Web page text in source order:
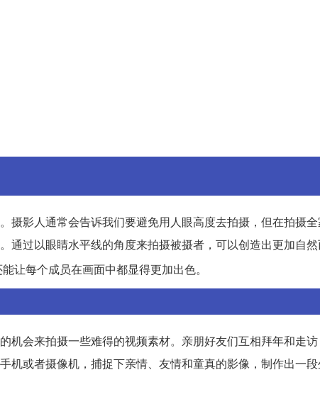
摄影人通常会告诉我们要避免用人眼高度去拍摄，但在拍摄
通过以眼睛水平线的角度来拍摄被摄者，可以创造出更加自
让每个成员在画面中都显得更加出色。
会来拍摄一些难得的视频素材。亲朋好友们互相拜年和走访
机或者摄像机，捕捉下亲情、友情和童真的影像，制作出一